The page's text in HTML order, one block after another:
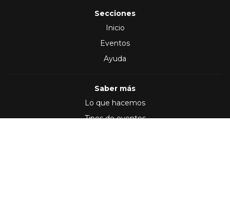
Secciones
Inicio
Eventos
Ayuda
Saber más
Lo que hacemos
Tipos de eventos